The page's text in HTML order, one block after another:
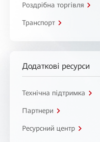
Роздрібна торгівля
Транспорт
Додаткові ресурси
Технічна підтримка
Партнери
Ресурсний центр